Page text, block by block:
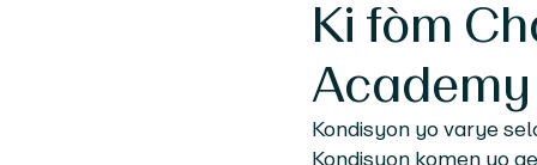
Ki fòm
Academy
Kondisyon yo varye
Kondisyon komen yo